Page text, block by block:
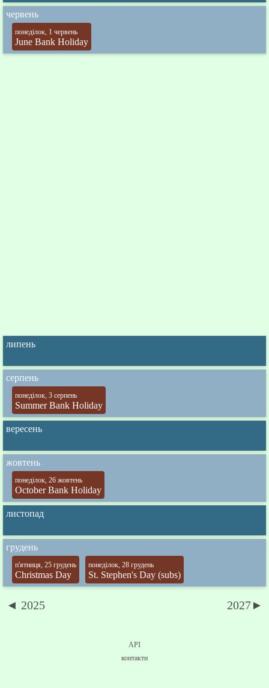
червень
понеділок, 1 червень
June Bank Holiday
липень
серпень
понеділок, 3 серпень
Summer Bank Holiday
вересень
жовтень
понеділок, 26 жовтень
October Bank Holiday
листопад
грудень
п'ятниця, 25 грудень
Christmas Day
понеділок, 28 грудень
St. Stephen's Day (subs)
◄ 2025 2027►
API
контакти